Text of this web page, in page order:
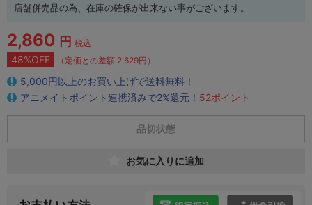
店舗併売品の為、在庫の確保が出来ない事がございます。
2,860 円 税込
48%OFF （定価との差額 2,629円）
5,000円以上のお買い上げで送料無料！
アニメイトポイント連携済みで2%還元！ 52ポイント
品切状態
お気に入りに追加